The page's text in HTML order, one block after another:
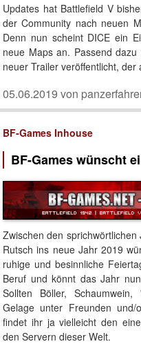
Updates hat Battlefield V
der Community nach neuen
Denn nun scheint DICE ein
neue Maps an. Passend
neuer Trailer veröffentlicht, der
05.06.2019 von
BF-Games Inhouse
BF-Games wünscht
Zwischen den
Rutsch ins neue Jahr 2019
ruhige und besinnliche
Beruf und könnt das Jahr
Sollten Böller,
Gelage unter Freunden
findet ihr ja vielleicht den
den Servern dieser Welt.